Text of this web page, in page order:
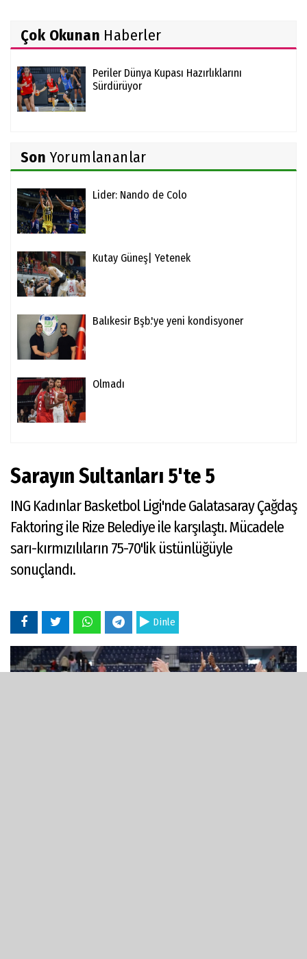
Çok Okunan Haberler
Periler Dünya Kupası Hazırlıklarını
Sürdürüyor
Son Yorumlananlar
Lider: Nando de Colo
Kutay Güneş| Yetenek
Balıkesir Bşb.'ye yeni kondisyoner
Olmadı
Sarayın Sultanları 5'te 5
ING Kadınlar Basketbol Ligi'nde Galatasaray Çağdaş
Faktoring ile Rize Belediye ile karşılaştı. Mücadele
sarı-kırmızılıların 75-70'lik üstünlüğüyle
sonuçlandı.
Dinle